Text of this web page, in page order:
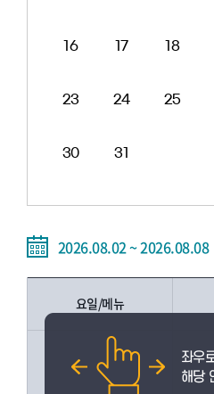
16 17 18
23 24 25
30 31
2026.08.02 ~ 2026.08.08
요일/메뉴